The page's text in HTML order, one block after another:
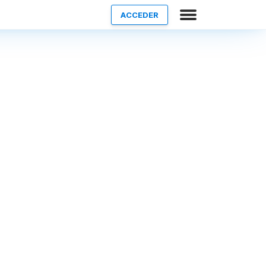
ACCEDER